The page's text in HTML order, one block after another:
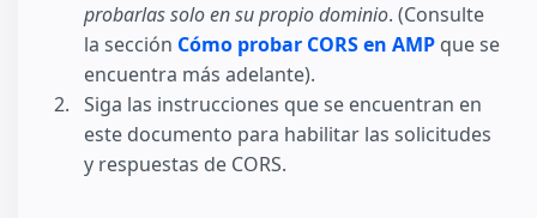
probarlas solo en su propio dominio. (Consulte
la sección Cómo probar CORS en AMP que se
encuentra más adelante).
Siga las instrucciones que se encuentran en
este documento para habilitar las solicitudes
y respuestas de CORS.